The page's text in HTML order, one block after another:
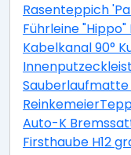
Rasenteppich
Führleine
Kabelkanal 90°
Sauberlaufmatte
Auto-K
Firsthaube H12